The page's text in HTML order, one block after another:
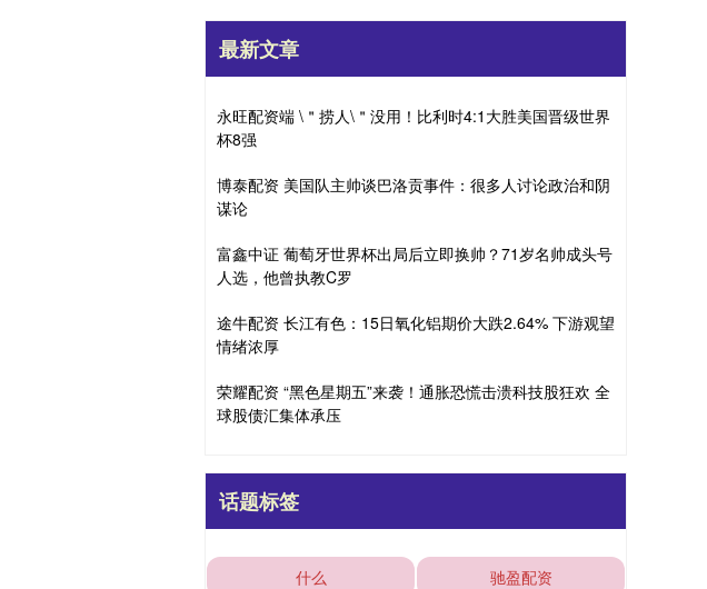
最新文章
永旺配资端 \＂捞人\＂没用！比利时4:1大胜美国晋级世界
杯8强
博泰配资 美国队主帅谈巴洛贡事件：很多人讨论政治和阴
谋论
富鑫中证 葡萄牙世界杯出局后立即换帅？71岁名帅成头号
人选，他曾执教C罗
途牛配资 长江有色：15日氧化铝期价大跌2.64% 下游观望
情绪浓厚
荣耀配资 “黑色星期五”来袭！通胀恐慌击溃科技股狂欢 全
球股债汇集体承压
话题标签
什么 驰盈配资